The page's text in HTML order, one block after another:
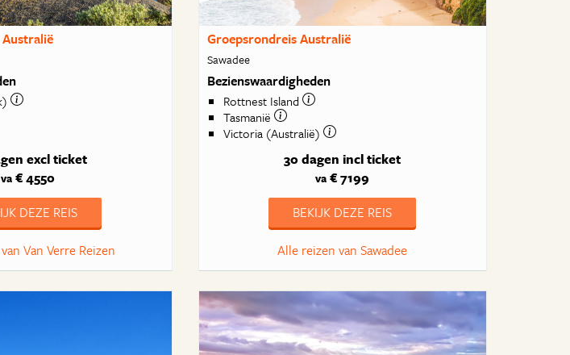
excl ticket
va € 4550
DEZE REIS
Van Verre Reizen
Groepsrondreis Australië
Sawadee
Bezienswaardigheden
Rottnest Island
Tasmanië
Victoria (Australië)
30 dagen incl ticket
va € 7199
BEKIJK DEZE REIS
Alle reizen van Sawadee